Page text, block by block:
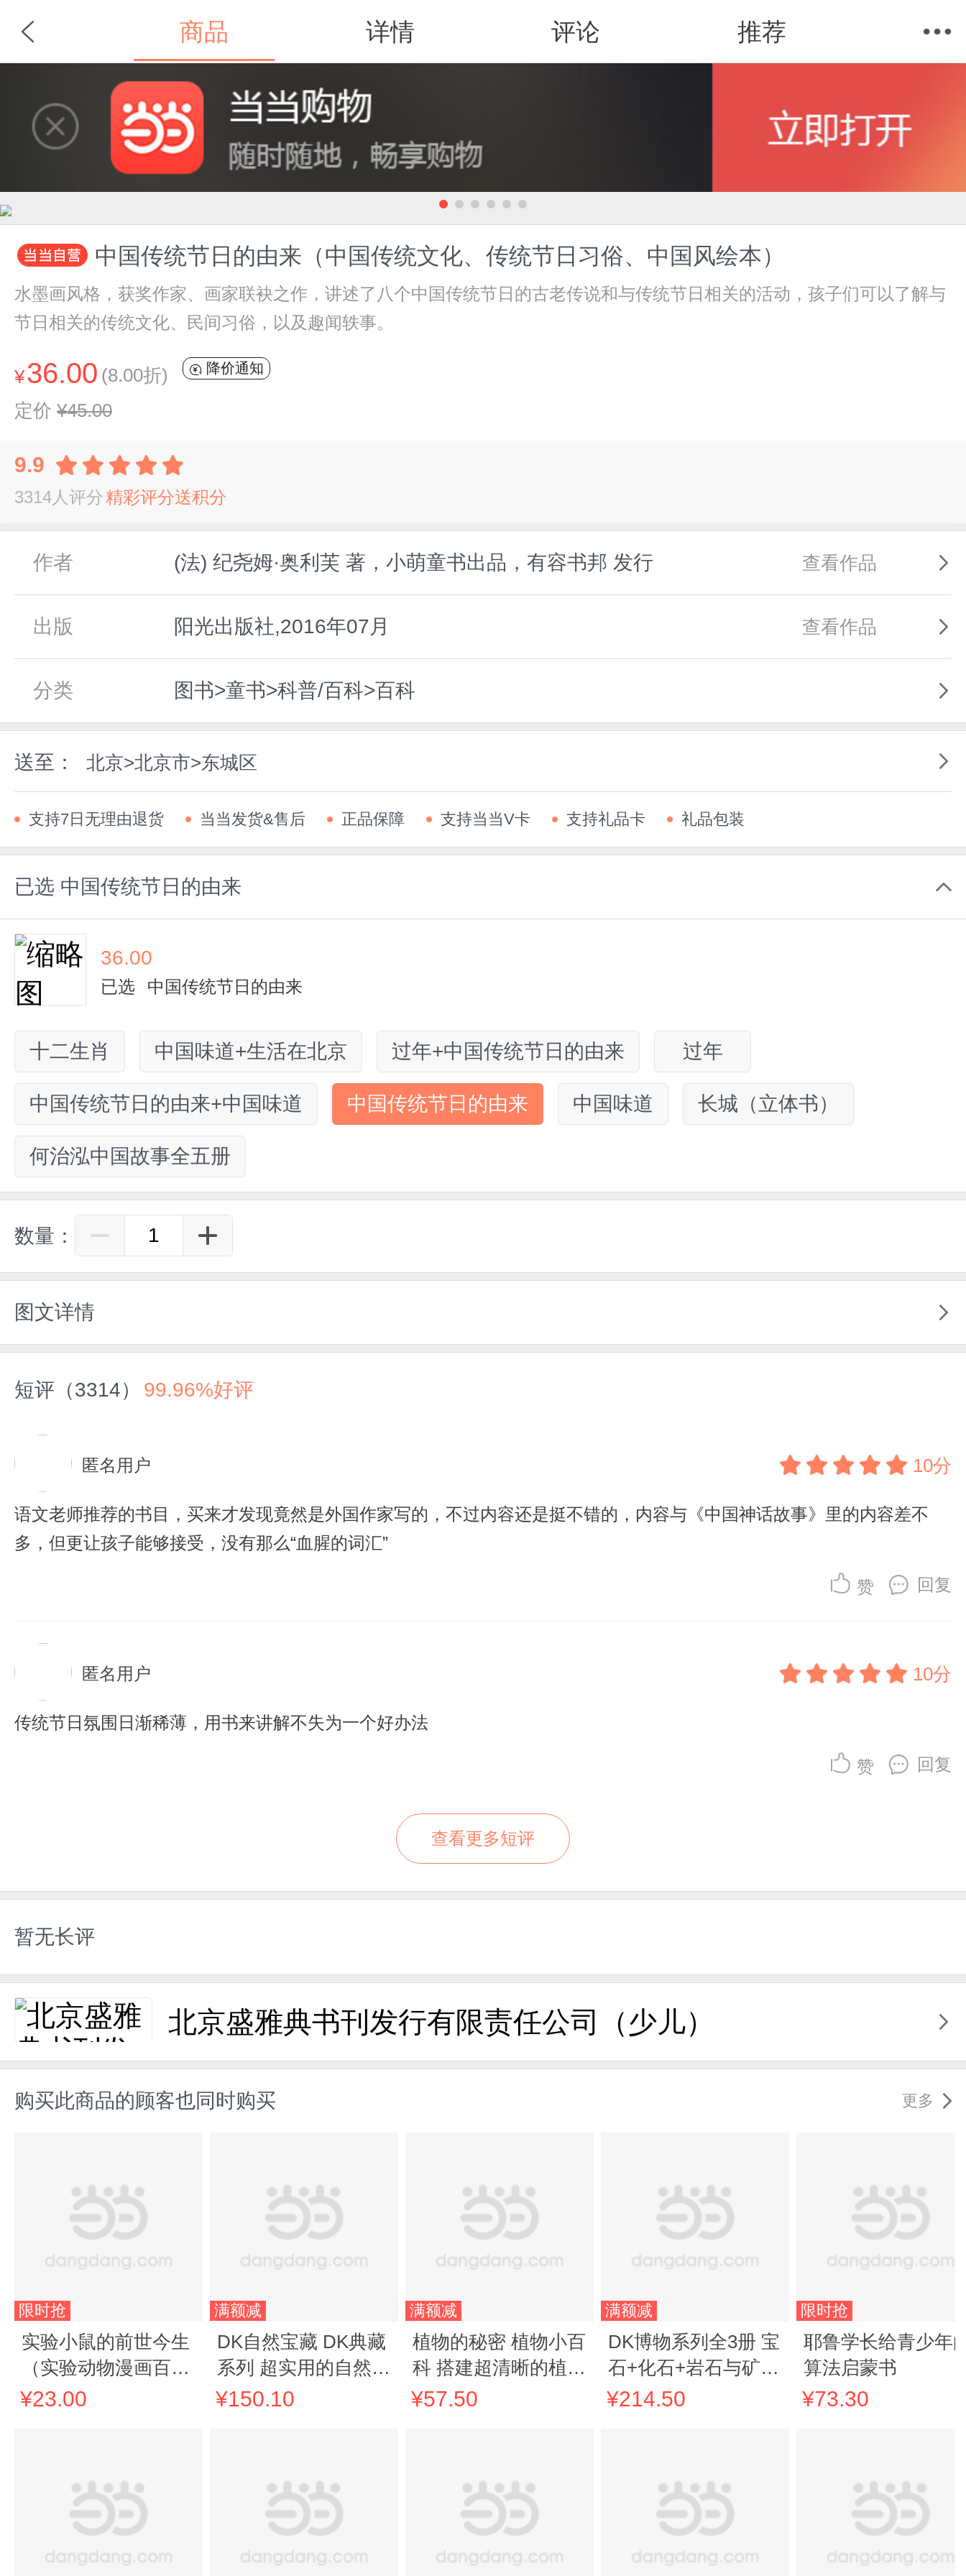
商品 详情 评论 推荐
分类 我的当当
中国传统节日的由来（中国传统文化、传统节日习俗、中国风绘本）
水墨画风格，获奖作家、画家联袂之作，讲述了八个中国传统节日的古老传说和与传统节日相关的活动，孩子们可以了解与
节日相关的传统文化、民间习俗，以及趣闻轶事。
¥36.00 (8.00折) 降价通知
定价 ¥45.00
9.9
3314人评分精彩评分送积分
作者 (法) 纪尧姆·奥利芙 著，小萌童书出品，有容书邦 发行 查看作品
出版 阳光出版社,2016年07月 查看作品
分类 图书>童书>科普/百科>百科
送至： 北京>北京市>东城区
支持7日无理由退货 当当发货&售后 正品保障 支持当当V卡 支持礼品卡 礼品包装
已选 中国传统节日的由来
36.00
已选 中国传统节日的由来
十二生肖 中国味道+生活在北京 过年+中国传统节日的由来 过年
中国传统节日的由来+中国味道 中国传统节日的由来 中国味道 长城（立体书）
何治泓中国故事全五册
数量：
图文详情
短评（3314） 99.96%好评
匿名用户 10分
语文老师推荐的书目，买来才发现竟然是外国作家写的，不过内容还是挺不错的，内容与《中国神话故事》里的内容差不
多，但更让孩子能够接受，没有那么“血腥的词汇”
回复
赞
匿名用户 10分
传统节日氛围日渐稀薄，用书来讲解不失为一个好办法
回复
赞
查看更多短评
暂无长评
北京盛雅典书刊发行有限责任公司（少儿）
购买此商品的顾客也同时购买 更多
限时抢
实验小鼠的前世今生
（实验动物漫画百
科）为青少年打造 漫
¥23.00
满额减
DK自然宝藏 DK典藏
系列 超实用的自然科
普大全 青少年自然博
¥150.10
满额减
植物的秘密 植物小百
科 搭建超清晰的植物
知识体系 激发探索自
¥57.50
满额减
DK博物系列全3册 宝
石+化石+岩石与矿物
指尖上的地球博物馆
¥214.50
限时抢
耶鲁学长给青少年
算法启蒙书
¥73.30